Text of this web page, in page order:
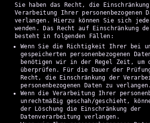
Sie haben das Recht, die
Verarbeitung Ihrer personenbezogenen
verlangen. Hierzu können Sie sich
wenden. Das Recht auf Einschränkung
besteht in folgenden Fällen:
Wenn Sie die Richtigkeit Ihrer bei
gespeicherten personenbezogenen
benötigen wir in der Regel Zeit, um
überprüfen. Für die Dauer der
Recht, die Einschränkung der
personenbezogenen Daten zu verlangen.
Wenn die Verarbeitung Ihrer
unrechtmäßig geschah/geschieht,
der Löschung die Einschränkung der
Datenverarbeitung verlangen.